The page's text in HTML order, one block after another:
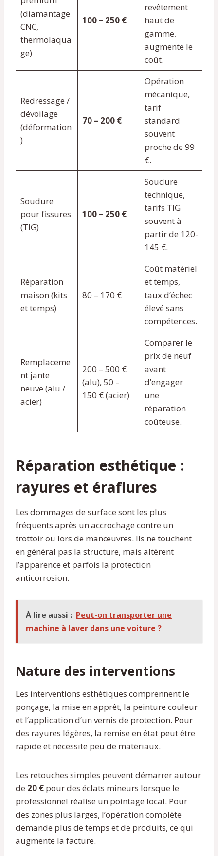
(diamantage
CNC,
thermolaqua
ge)
100 – 250 €
revêtement
haut de
gamme,
augmente le
coût.
Redressage /
dévoilage
(déformation
)
70 – 200 €
Opération
mécanique,
tarif
standard
souvent
proche de 99
€.
Soudure
pour fissures
(TIG)
100 – 250 €
Soudure
technique,
tarifs TIG
souvent à
partir de 120-
145 €.
Réparation
maison (kits
et temps)
80 – 170 €
Coût matériel
et temps,
taux d’échec
élevé sans
compétences.
Remplaceme
nt jante
neuve (alu /
acier)
200 – 500 €
(alu), 50 –
150 € (acier)
Comparer le
prix de neuf
avant
d’engager
une
réparation
coûteuse.
Réparation esthétique :
rayures et éraflures
Les dommages de surface sont les plus
fréquents après un accrochage contre un
trottoir ou lors de manœuvres. Ils ne touchent
en général pas la structure, mais altèrent
l’apparence et parfois la protection
anticorrosion.
À lire aussi : Peut-on transporter une
machine à laver dans une voiture ?
Nature des interventions
Les interventions esthétiques comprennent le
ponçage, la mise en apprêt, la peinture couleur
et l’application d’un vernis de protection. Pour
des rayures légères, la remise en état peut être
rapide et nécessite peu de matériaux.
Les retouches simples peuvent démarrer autour
de 20 € pour des éclats mineurs lorsque le
professionnel réalise un pointage local. Pour
des zones plus larges, l’opération complète
demande plus de temps et de produits, ce qui
augmente la facture.